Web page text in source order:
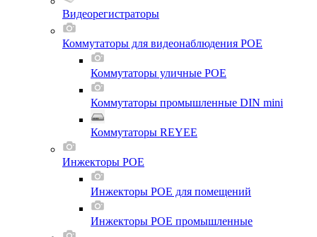
Видеорегистраторы
Коммутаторы для видеонаблюдения POE
Коммутаторы уличные POE
Коммутаторы промышленные DIN mini
Коммутаторы REYEE
Инжекторы POE
Инжекторы POE для помещений
Инжекторы POE промышленные